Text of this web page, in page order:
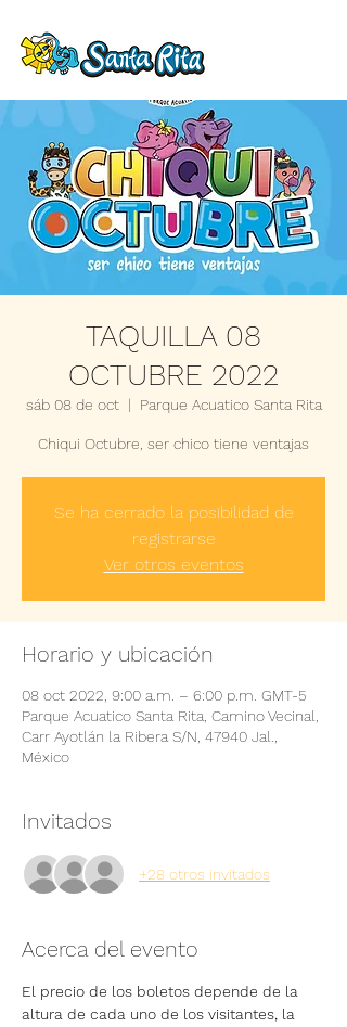
TAQUILLA 08
OCTUBRE 2022
sáb 08 de oct
  |
Parque Acuatico Santa Rita
Chiqui Octubre, ser chico tiene ventajas
Se ha cerrado la posibilidad de
registrarse
Ver otros eventos
Horario y ubicación
08 oct 2022, 9:00 a.m. – 6:00 p.m. GMT-5
Parque Acuatico Santa Rita, Camino Vecinal,
Carr Ayotlán la Ribera S/N, 47940 Jal.,
México
Invitados
+28 otros invitados
Acerca del evento
El precio de los boletos depende de la
altura de cada uno de los visitantes, la